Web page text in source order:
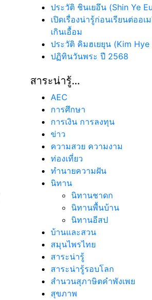
ประวัติ ชินเยอึน (Shin Ye
เปิดเรื่องน่ารู้ก่อนเรียนต่ออ
เกินเอื้อม
ประวัติ คิมฮเยยุน (Kim Hye
ปฏิทินวันพระ ปี 2568
สาระน่ารู้…
AEC
การศึกษา
การเงิน การลงทุน
ข่าว
ความสวย ความงาม
ท่องเที่ยว
ทํานายความฝัน
นิทาน
นิทานชาดก
นิทานพื้นบ้าน
นิทานอีสป
บ้านและสวน
สมุนไพรไทย
สาระน่ารู้
สาระน่ารู้รอบโลก
สำนวนสุภาษิตคำพังเพย
สุขภาพ